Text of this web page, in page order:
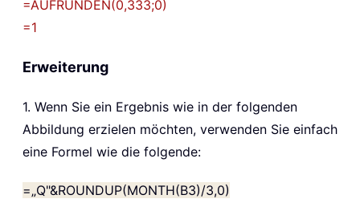
=AUFRUNDEN(0,333;0)
=1
Erweiterung
1. Wenn Sie ein Ergebnis wie in der folgenden
Abbildung erzielen möchten, verwenden Sie einfach
eine Formel wie die folgende:
=„Q"&ROUNDUP(MONTH(B3)/3,0)